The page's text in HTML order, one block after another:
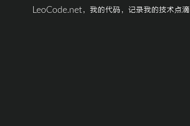
LeoCode.net，我的代码，记录我的技术点滴